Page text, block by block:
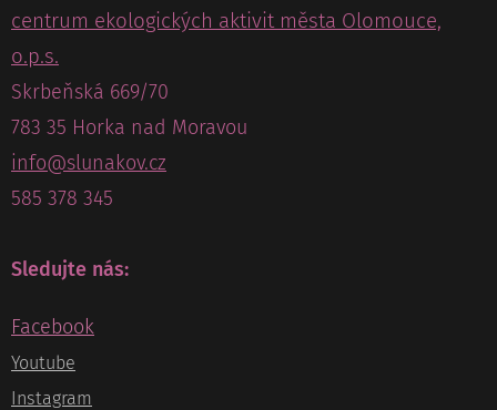
centrum ekologických aktivit města Olomouce,
o.p.s.
Skrbeňská 669/70
783 35 Horka nad Moravou
info@slunakov.cz
585 378 345
Sledujte nás:
Facebook
Youtube
Instagram